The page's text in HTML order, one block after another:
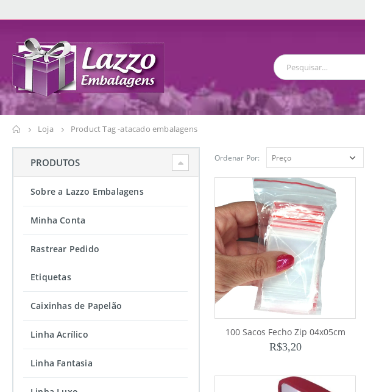
Loja Product Tag -atacado embalagens
Ordenar Por:
100 Sacos Fecho Zip 04x05cm
R$3,20
PRODUTOS
Sobre a Lazzo Embalagens
Minha Conta
Rastrear Pedido
Etiquetas
Caixinhas de Papelão
Linha Acrílico
Linha Fantasia